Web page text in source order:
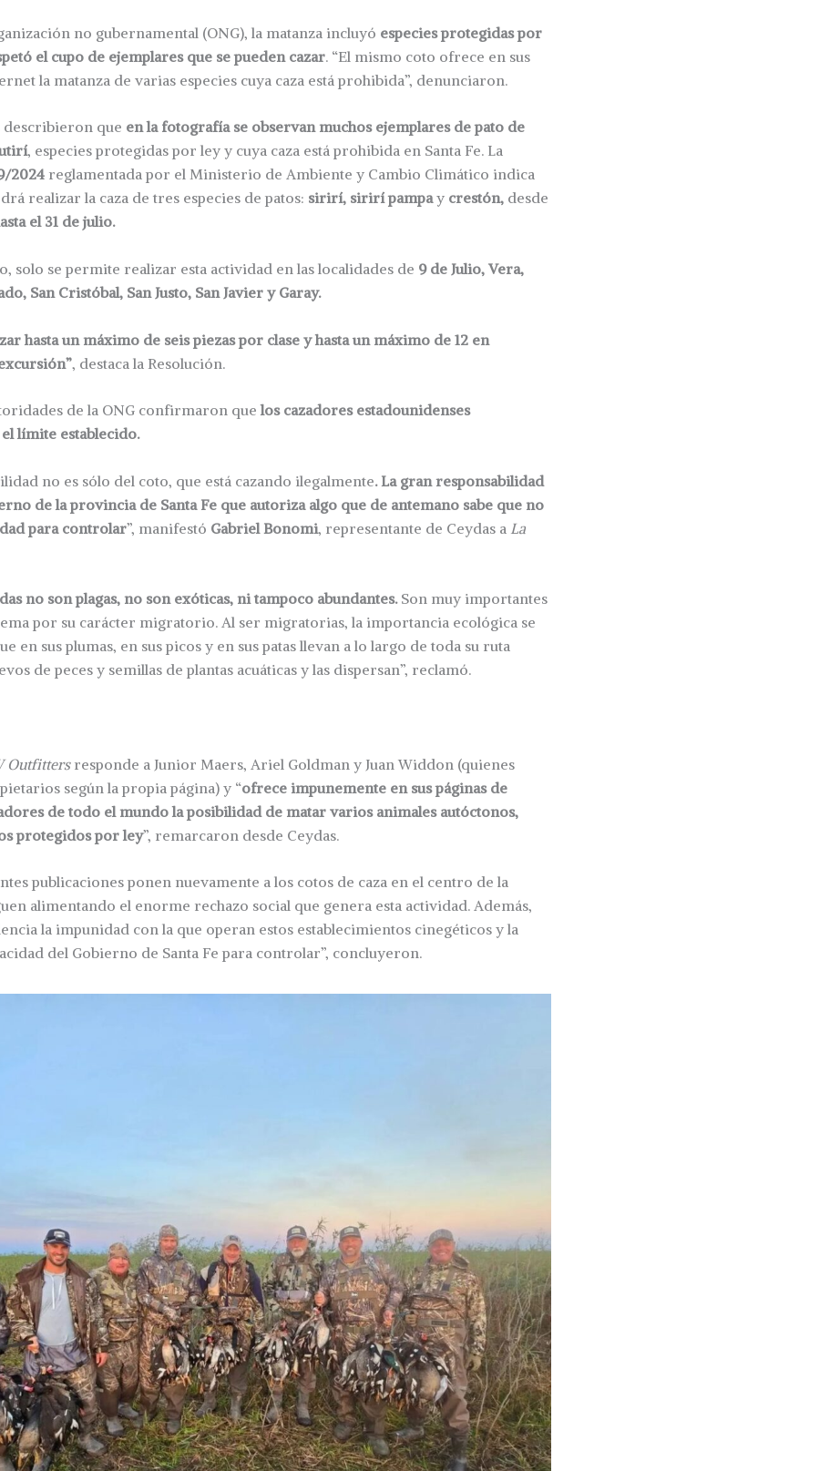
no gubernamental (ONG), la matanza incluyó especies protegidas por
el cupo de ejemplares que se pueden cazar. “El mismo coto ofrece en sus
la matanza de varias especies cuya caza está prohibida”, denunciaron.
describieron que en la fotografía se observan muchos ejemplares de pato de
, especies protegidas por ley y cuya caza está prohibida en Santa Fe. La
2024 reglamentada por el Ministerio de Ambiente y Cambio Climático indica
realizar la caza de tres especies de patos: sirirí, sirirí pampay crestón, desde
el 31 de julio.
solo se permite realizar esta actividad en las localidades de 9 de Julio, Vera,
San Cristóbal, San Justo, San Javier y Garay.
hasta un máximo de seis piezas por clase y hasta un máximo de 12 en
, destaca la Resolución.
de la ONG confirmaron quelos cazadores estadounidenses
límite establecido.
no es sólo del coto, que está cazando ilegalmente. La gran responsabilidad
de la provincia de Santa Fe que autoriza algo que de antemano sabe que no
para controlar”, manifestó Gabriel Bonomi, representante de Ceydas a La
no son plagas, no son exóticas, ni tampoco abundantes.Son muy importantes
por su carácter migratorio. Al ser migratorias, la importancia ecológica se
en sus plumas, en sus picos y en sus patas llevan a lo largo de toda su ruta
de peces y semillas de plantas acuáticas y las dispersan”, reclamó.
Outfittersresponde a Junior Maers, Ariel Goldman y Juan Widdon (quienes
según la propia página) y “ofrece impunemente en sus páginas de
de todo el mundo la posibilidad de matar varios animales autóctonos,
protegidos por ley”, remarcaron desde Ceydas.
publicaciones ponen nuevamente a los cotos de caza en el centro de la
alimentando el enorme rechazo social que genera esta actividad. Además,
la impunidad con la que operan estos establecimientos cinegéticos y la
del Gobierno de Santa Fe para controlar”, concluyeron.